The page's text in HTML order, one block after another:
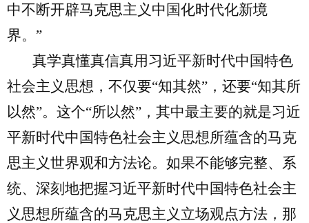
中不断开辟马克思主义中国化时代化新境
界。”
真学真懂真信真用习近平新时代中国特色
社会主义思想，不仅要“知其然”，还要“知其所
以然”。这个“所以然”，其中最主要的就是习近
平新时代中国特色社会主义思想所蕴含的马克
思主义世界观和方法论。如果不能够完整、系
统、深刻地把握习近平新时代中国特色社会主
义思想所蕴含的马克思主义立场观点方法，那